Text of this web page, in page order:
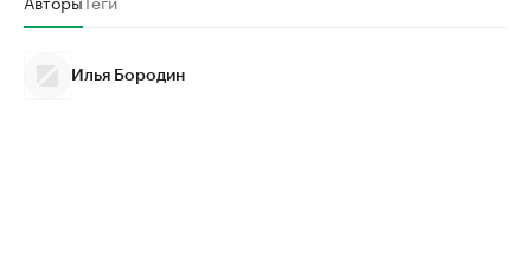
Илья Бородин